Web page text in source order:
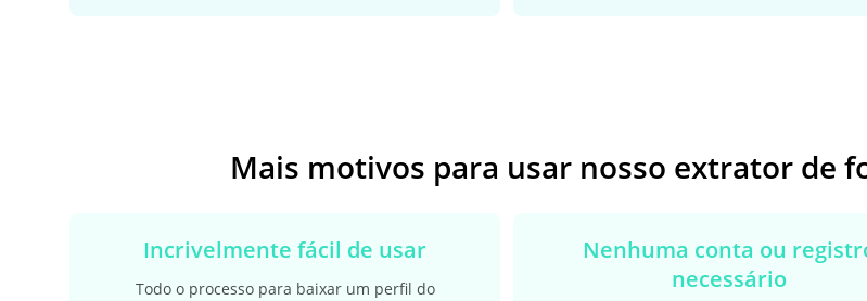
Mais motivos para usar nosso extrator de
Incrivelmente fácil de usar
Todo o processo para baixar um perfil do
Nenhuma conta ou
necessário